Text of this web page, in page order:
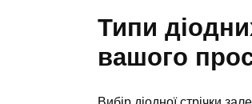
Типи
вашого